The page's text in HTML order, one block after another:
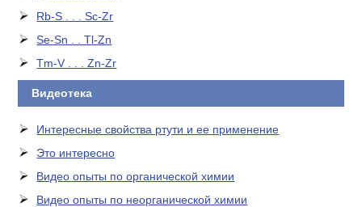
Rb-S . . . Sc-Zr
Se-Sn . . Tl-Zn
Tm-V . . . Zn-Zr
Видеотека
Интересные свойства ртути и ее применение
Это интересно
Видео опыты по органической химии
Видео опыты по неорганической химии